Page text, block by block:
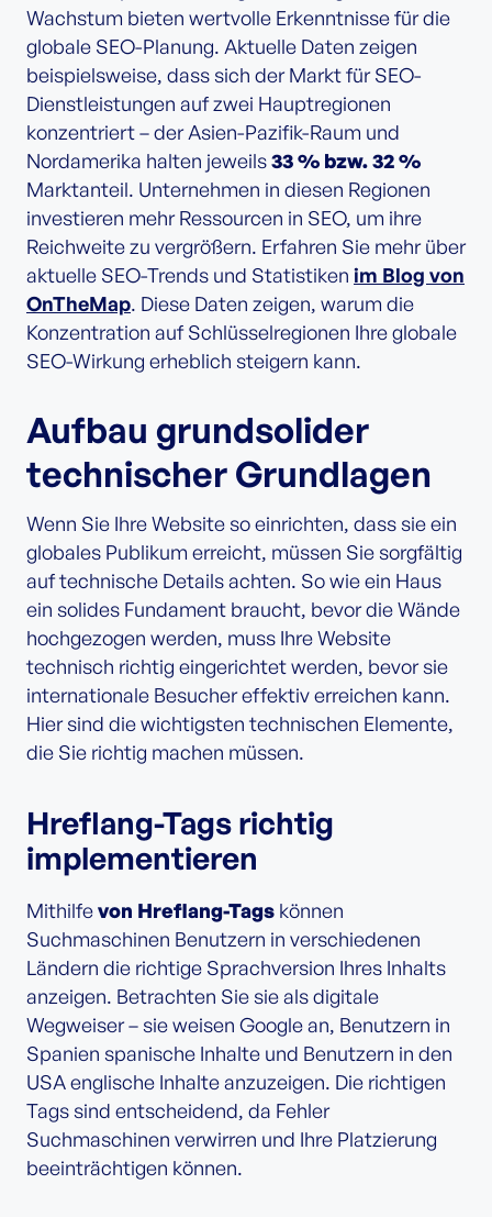
Wachstum bieten wertvolle Erkenntnisse für die
globale SEO-Planung. Aktuelle Daten zeigen
beispielsweise, dass sich der Markt für SEO-
Dienstleistungen auf zwei Hauptregionen
konzentriert – der Asien-Pazifik-Raum und
Nordamerika halten jeweils33 % bzw. 32 %
Marktanteil. Unternehmen in diesen Regionen
investieren mehr Ressourcen in SEO, um ihre
Reichweite zu vergrößern. Erfahren Sie mehr über
aktuelle SEO-Trends und Statistiken im Blog von
OnTheMap. Diese Daten zeigen, warum die
Konzentration auf Schlüsselregionen Ihre globale
SEO-Wirkung erheblich steigern kann.
Aufbau grundsolider
technischer Grundlagen
Wenn Sie Ihre Website so einrichten, dass sie ein
globales Publikum erreicht, müssen Sie sorgfältig
auf technische Details achten. So wie ein Haus
ein solides Fundament braucht, bevor die Wände
hochgezogen werden, muss Ihre Website
technisch richtig eingerichtet werden, bevor sie
internationale Besucher effektiv erreichen kann.
Hier sind die wichtigsten technischen Elemente,
die Sie richtig machen müssen.
Hreflang-Tags richtig
implementieren
Mithilfevon Hreflang-Tags können
Suchmaschinen Benutzern in verschiedenen
Ländern die richtige Sprachversion Ihres Inhalts
anzeigen. Betrachten Sie sie als digitale
Wegweiser – sie weisen Google an, Benutzern in
Spanien spanische Inhalte und Benutzern in den
USA englische Inhalte anzuzeigen. Die richtigen
Tags sind entscheidend, da Fehler
Suchmaschinen verwirren und Ihre Platzierung
beeinträchtigen können.